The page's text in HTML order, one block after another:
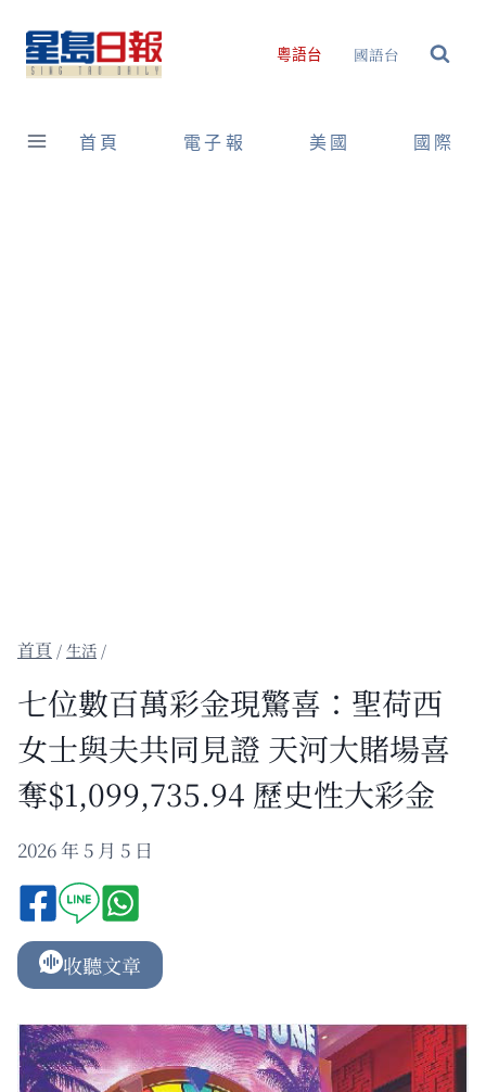
content
粵語台 國語台
首頁 電子報 美國 國際
/生活 /
七位數百萬彩金現驚喜：聖荷西
女士與夫共同見證 天河大賭場喜
奪$1,099,735.94 歷史性大彩金
2026 年 5 月 5 日
收聽文章